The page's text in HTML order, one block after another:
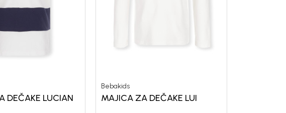
DEČAKE LUCIAN
Bebakids
MAJICA ZA DEČAKE LUI